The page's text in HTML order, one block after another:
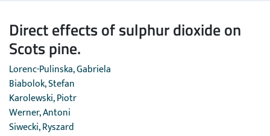
Direct effects of sulphur dioxide on
Scots pine.
Lorenc-Pulinska, Gabriela
Biabolok, Stefan
Karolewski, Piotr
Werner, Antoni
Siwecki, Ryszard